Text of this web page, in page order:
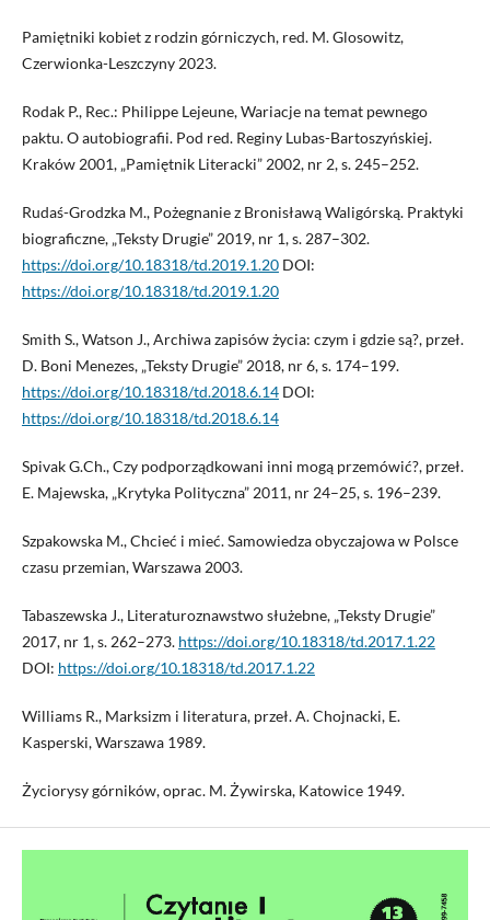
Pamiętniki kobiet z rodzin górniczych, red. M. Glosowitz,
Czerwionka-Leszczyny 2023.
Rodak P., Rec.: Philippe Lejeune, Wariacje na temat pewnego
paktu. O autobiografii. Pod red. Reginy Lubas-Bartoszyńskiej.
Kraków 2001, „Pamiętnik Literacki” 2002, nr 2, s. 245–252.
Rudaś-Grodzka M., Pożegnanie z Bronisławą Waligórską. Praktyki
biograficzne, „Teksty Drugie” 2019, nr 1, s. 287–302.
https://doi.org/10.18318/td.2019.1.20DOI:
https://doi.org/10.18318/td.2019.1.20
Smith S., Watson J., Archiwa zapisów życia: czym i gdzie są?, przeł.
D. Boni Menezes, „Teksty Drugie” 2018, nr 6, s. 174–199.
https://doi.org/10.18318/td.2018.6.14DOI:
https://doi.org/10.18318/td.2018.6.14
Spivak G.Ch., Czy podporządkowani inni mogą przemówić?, przeł.
E. Majewska, „Krytyka Polityczna” 2011, nr 24–25, s. 196–239.
Szpakowska M., Chcieć i mieć. Samowiedza obyczajowa w Polsce
czasu przemian, Warszawa 2003.
Tabaszewska J., Literaturoznawstwo służebne, „Teksty Drugie”
2017, nr 1, s. 262–273. https://doi.org/10.18318/td.2017.1.22
DOI: https://doi.org/10.18318/td.2017.1.22
Williams R., Marksizm i literatura, przeł. A. Chojnacki, E.
Kasperski, Warszawa 1989.
Życiorysy górników, oprac. M. Żywirska, Katowice 1949.